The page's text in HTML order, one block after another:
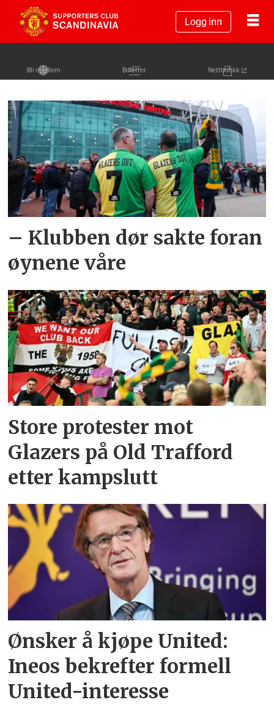
Logg inn
Bli medlem Billetter Nettbutikk
Tag:
glazersout
– Klubben dør sakte foran
øynene våre
Store protester mot
Glazers på Old Trafford
etter kampslutt
Ønsker å kjøpe United:
Ineos bekrefter formell
United-interesse